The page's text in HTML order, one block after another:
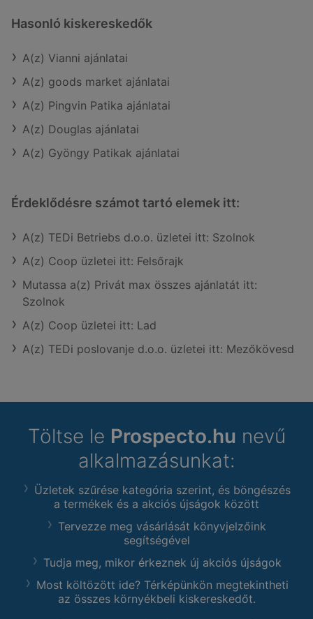
Hasonló kiskereskedők
A(z) Vianni ajánlatai
A(z) goods market ajánlatai
A(z) Pingvin Patika ajánlatai
A(z) Douglas ajánlatai
A(z) Gyöngy Patikak ajánlatai
Érdeklődésre számot tartó elemek itt:
A(z) TEDi Betriebs d.o.o. üzletei itt: Szolnok
A(z) Coop üzletei itt: Felsőrajk
Mutassa a(z) Privát max összes ajánlatát itt:
Szolnok
A(z) Coop üzletei itt: Lad
A(z) TEDi poslovanje d.o.o. üzletei itt: Mezőkövesd
Töltse le Prospecto.hu nevű
alkalmazásunkat:
Üzletek szűrése kategória szerint, és böngészés
a termékek és a akciós újságok között
Tervezze meg vásárlását könyvjelzőink
segítségével
Tudja meg, mikor érkeznek új akciós újságok
Most költözött ide? Térképünkön megtekintheti
az összes környékbeli kiskereskedőt.